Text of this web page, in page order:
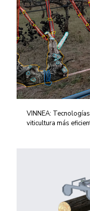
VINNEA:
viticultura más